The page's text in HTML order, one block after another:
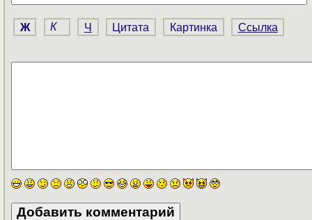
Ж К Ч Цитата Картинка Ссылка